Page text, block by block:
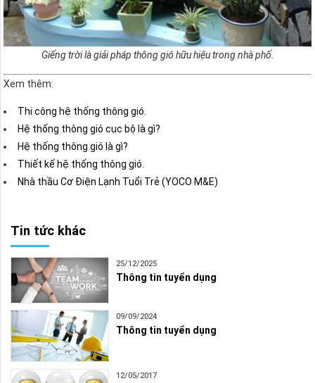
Giếng trời là giải pháp thông gió hữu hiệu trong nhà phố.
Xem thêm:
Thi công hệ thống thông gió.
Hệ thống thông gió cục bộ là gì?
Hệ thống thông gió là gì?
Thiết kế hệ thống thông gió.
Nhà thầu Cơ Điện Lạnh Tuổi Trẻ (YOCO M&E)
Tin tức khác
25/12/2025
Thông tin tuyển dụng
09/09/2024
Thông tin tuyển dụng
12/05/2017